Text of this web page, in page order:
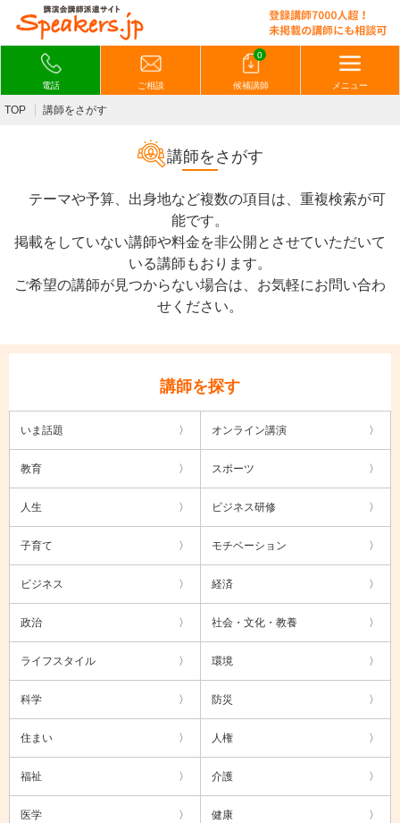
電話 ご相談
0
候補講師 メニュー
TOP 講師をさがす
講師をさがす
テーマや予算、出身地など複数の項目は、重複検索が可
能です。
掲載をしていない講師や料金を非公開とさせていただいて
いる講師もおります。
ご希望の講師が見つからない場合は、お気軽にお問い合わ
せください。
講師を探す
いま話題 オンライン講演
教育 スポーツ
人生 ビジネス研修
子育て モチベーション
ビジネス 経済
政治 社会・文化・教養
ライフスタイル 環境
科学 防災
住まい 人権
福祉 介護
医学 健康